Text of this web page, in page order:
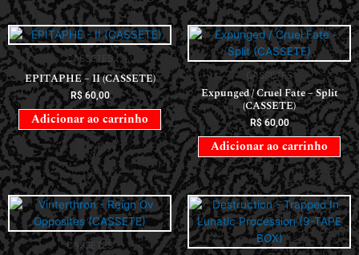
CASSETES
EPITAPHE – II (CASSETE)
R$60,00
Adicionar ao carrinho
CASSETES
Expunged / Cruel Fate – Split
(CASSETE)
R$60,00
Adicionar ao carrinho
CASSETES